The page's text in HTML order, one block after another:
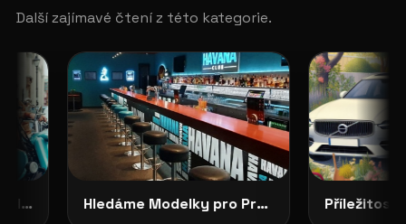
Další zajímavé čtení z této kategorie.
CASTING OTEVŘEN: Royal Enfield Garage hledá tváře své značky Hledáme Modelky pro Projekty v Severních Čechách: HAVANA CLUB, Děčín